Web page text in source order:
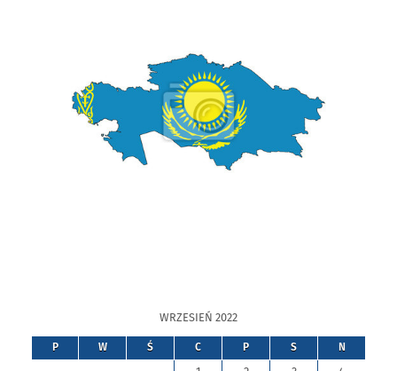
WRZESIEŃ 2022
P W Ś C P S N